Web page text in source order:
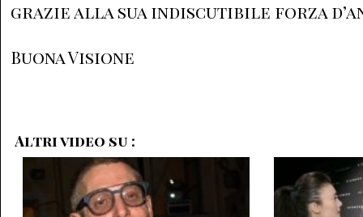
grazie alla sua indiscutibile forza
Buona Visione
Altri video su :